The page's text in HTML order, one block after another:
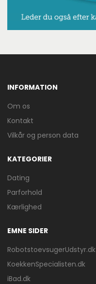
INFORMATION
Om os
Kontakt
Vilkår og person data
KATEGORIER
Dating
Parforhold
Kærlighed
EMNE SIDER
RobotstoevsugerUdstyr.dk
KoekkenSpecialisten.dk
iBad.dk